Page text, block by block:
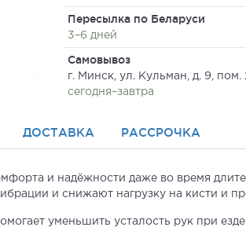
Пересылка по Беларуси
3–6 дней
Самовывоз
г. Минск, ул. Кульман, д. 9, пом.
сегодня–завтра
ДОСТАВКА РАССРОЧКА
и надёжности даже во время
и снижают нагрузку на кисти и
уменьшить усталость рук при